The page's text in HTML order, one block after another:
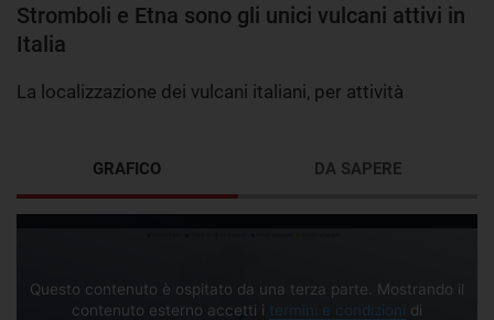
Stromboli e Etna sono gli unici vulcani attivi in
Italia
La localizzazione dei vulcani italiani, per attività
GRAFICO
Questo contenuto è ospitato da una terza parte. Mostrando il
contenuto esterno accetti i termini e condizioni di
DA SAPERE